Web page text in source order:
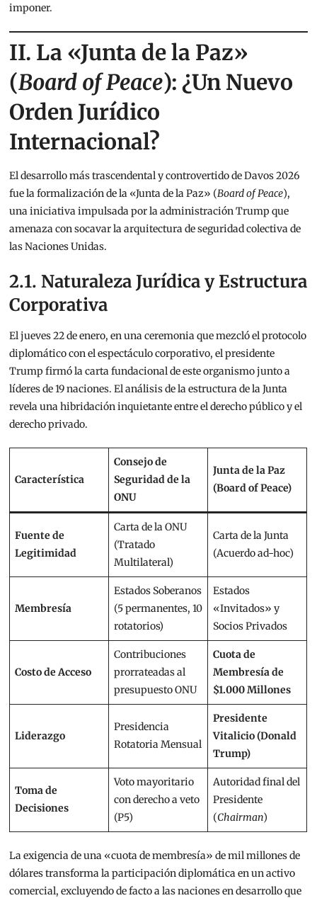
imponer.
II. La «Junta de la Paz»
(Board of Peace): ¿Un Nuevo
Orden Jurídico
Internacional?
El desarrollo más trascendental y controvertido de Davos 2026
fue la formalización de la «Junta de la Paz» (Board of Peace),
una iniciativa impulsada por la administración Trump que
amenaza con socavar la arquitectura de seguridad colectiva de
las Naciones Unidas.
2.1. Naturaleza Jurídica y Estructura
Corporativa
El jueves 22 de enero, en una ceremonia que mezcló el protocolo
diplomático con el espectáculo corporativo, el presidente
Trump firmó la carta fundacional de este organismo junto a
líderes de 19 naciones. El análisis de la estructura de la Junta
revela una hibridación inquietante entre el derecho público y el
derecho privado.
Característica
Consejo de
Seguridad de la
ONU
Junta de la Paz
(Board of Peace)
Fuente de
Legitimidad
Carta de la ONU
(Tratado
Multilateral)
Carta de la Junta
(Acuerdo ad-hoc)
Membresía
Estados Soberanos
(5 permanentes, 10
rotatorios)
Estados
«Invitados» y
Socios Privados
Costo de Acceso
Contribuciones
prorrateadas al
presupuesto ONU
Cuota de
Membresía de
$1.000 Millones
Liderazgo
Presidencia
Rotatoria Mensual
Presidente
Vitalicio (Donald
Trump)
Toma de
Decisiones
Voto mayoritario
con derecho a veto
(P5)
Autoridad final del
Presidente
(Chairman)
La exigencia de una «cuota de membresía» de mil millones de
dólares transforma la participación diplomática en un activo
comercial, excluyendo de facto a las naciones en desarrollo que